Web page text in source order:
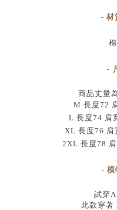
- 材
-
商品丈量
M 長度72 肩
L 長度74 肩
XL 長度76 肩
2XL 長度78
- 模
試穿
此款穿著